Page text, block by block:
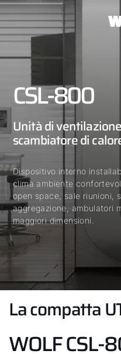
CSL-800
Unità di
scambiatore di
Dispositivo interno
clima ambiente
open space, sale riunioni,
aggregazione, ambulatori
maggiori dimensioni.
La compatta
WOLF CSL-